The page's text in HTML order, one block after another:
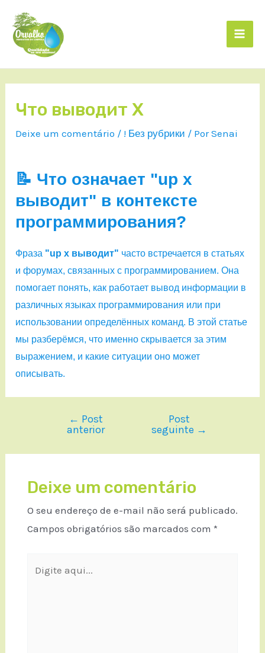
Что выводит X
Deixe um comentário / ! Без рубрики / PorSenai
📝 Что означает "up x
выводит" в контексте
программирования?
Фраза "up x выводит" часто встречается в статьях
и форумах, связанных с программированием. Она
помогает понять, как работает вывод информации в
различных языках программирования или при
использовании определённых команд. В этой статье
мы разберёмся, что именно скрывается за этим
выражением, и какие ситуации оно может
описывать.
← Post
anterior
Post
seguinte →
Deixe um comentário
O seu endereço de e-mail não será publicado.
Campos obrigatórios são marcados com *